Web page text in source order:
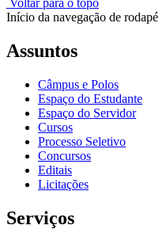
Início da navegação de rodapé
Assuntos
Câmpus e Polos
Espaço do Estudante
Espaço do Servidor
Cursos
Processo Seletivo
Concursos
Editais
Licitações
Serviços